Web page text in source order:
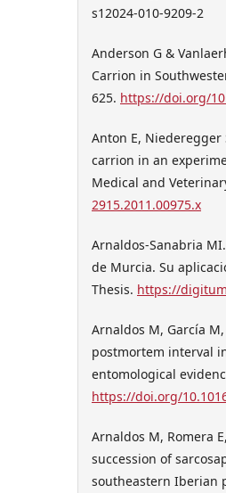
s12024-010-9209-2
Anderson G &
Carrion in
625. https://doi.org/
Anton E, Niederegger
carrion in an
Medical and
2915.2011.00975.x
Arnaldos-Sanabria
de Murcia. Su
Thesis. https://
Arnaldos M, García M,
postmortem interval
entomological
https://doi.org/
Arnaldos M, Romera
succession of
southeastern Iberian